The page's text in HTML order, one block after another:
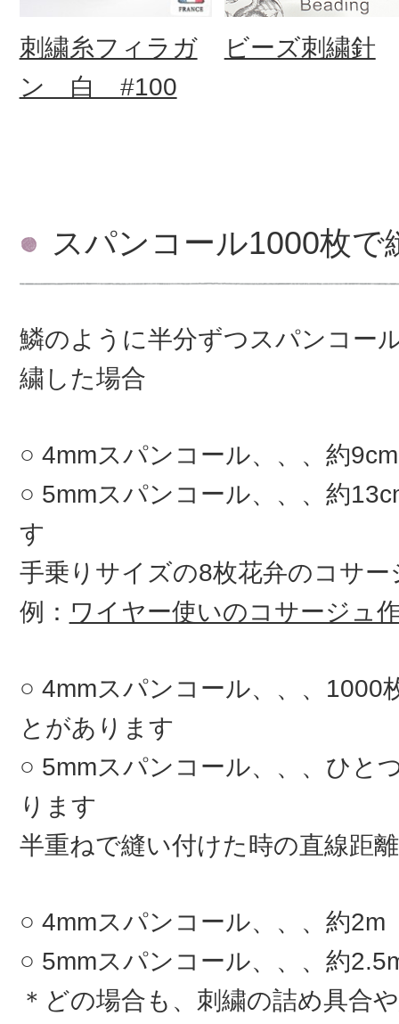
刺繍糸フィラガ
ン 白 #100
ビーズ刺繍針
スパンコール1000枚で
鱗のように半分ずつスパンコー
繍した場合
4mmスパンコール、、、約
5mmスパンコール、、、約
す
手乗りサイズの8枚花弁のコサ
例： ワイヤー使いのコサージュ
4mmスパンコール、、、1000
とがあります
5mmスパンコール、、、ひと
ります
半重ねで縫い付けた時の直線距離
4mmスパンコール、、、約2m
5mmスパンコール、、、約
＊どの場合も、刺繍の詰め具合